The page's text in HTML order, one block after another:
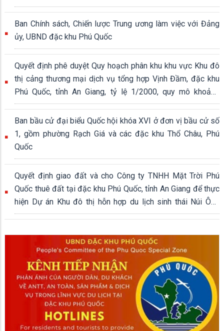
Ban Chính sách, Chiến lược Trung ương làm việc với Đảng
ủy, UBND đặc khu Phú Quốc
Quyết định phê duyệt Quy hoạch phân khu khu vực Khu đô
thị cảng thương mại dịch vụ tổng hợp Vịnh Đầm, đặc khu
Phú Quốc, tỉnh An Giang, tỷ lệ 1/2000, quy mô khoảng
339,04 ha
Ban bầu cử đại biểu Quốc hội khóa XVI ở đơn vị bầu cử số
1, gồm phường Rạch Giá và các đặc khu Thổ Châu, Phú
Quốc
Quyết định giao đất và cho Công ty TNHH Mặt Trời Phú
Quốc thuê đất tại đặc khu Phú Quốc, tỉnh An Giang để thực
hiện Dự án Khu đô thị hỗn hợp du lịch sinh thái Núi Ông
Quán